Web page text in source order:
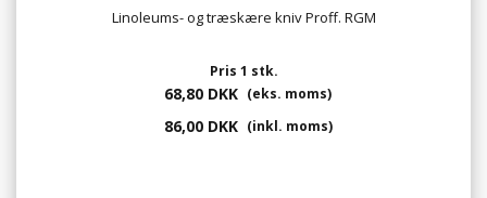
Linoleums- og træskære kniv Proff. RGM
Pris 1 stk.
68,80 DKK (eks. moms)
86,00 DKK (inkl. moms)